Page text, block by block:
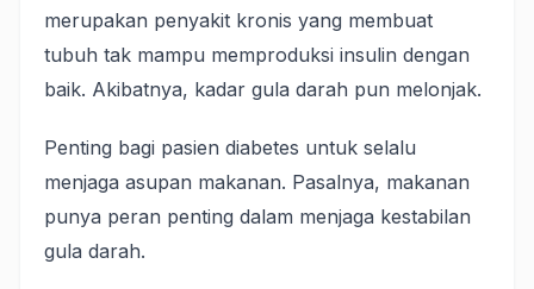
merupakan penyakit kronis yang membuat
tubuh tak mampu memproduksi insulin dengan
baik. Akibatnya, kadar gula darah pun melonjak.
Penting bagi pasien diabetes untuk selalu
menjaga asupan makanan. Pasalnya, makanan
punya peran penting dalam menjaga kestabilan
gula darah.